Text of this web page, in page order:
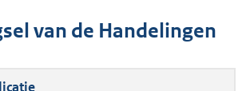
van de Handelingen